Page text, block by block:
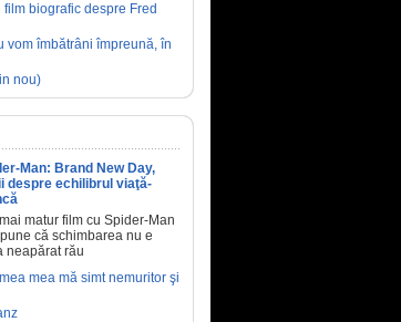
biografic despre Fred
vom îmbătrâni împreună, în
nou)
Man: Brand New Day,
despre echilibrul viaţă-
matur film cu Spider-Man
că schimbarea nu e
neapărat rău
mea mă simt nemuritor şi